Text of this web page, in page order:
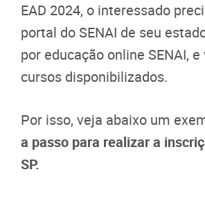
EAD 2024, o interessado
portal do SENAI de seu
por educação online SENAI,
cursos disponibilizados.
Por isso, veja abaixo um
a passo para realizar a
SP.